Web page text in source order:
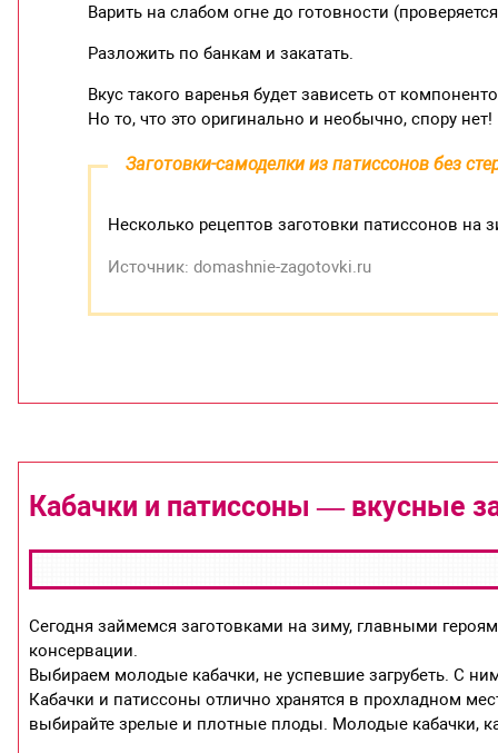
Варить на слабом огне до готовности
Разложить по банкам и закатать.
Вкус такого варенья будет зависеть от
Но то, что это оригинально и необычно, спору нет!
Заготовки-самоделки из патиссонов без
Несколько рецептов заготовки патиссонов на
Источник: domashnie-zagotovki.ru
Кабачки и патиссоны — вкусные
Сегодня займемся заготовками на зиму, главными
консервации.
Выбираем молодые кабачки, не успевшие загрубеть. С
Кабачки и патиссоны отлично хранятся в прохладном
выбирайте зрелые и плотные плоды. Молодые кабачки,